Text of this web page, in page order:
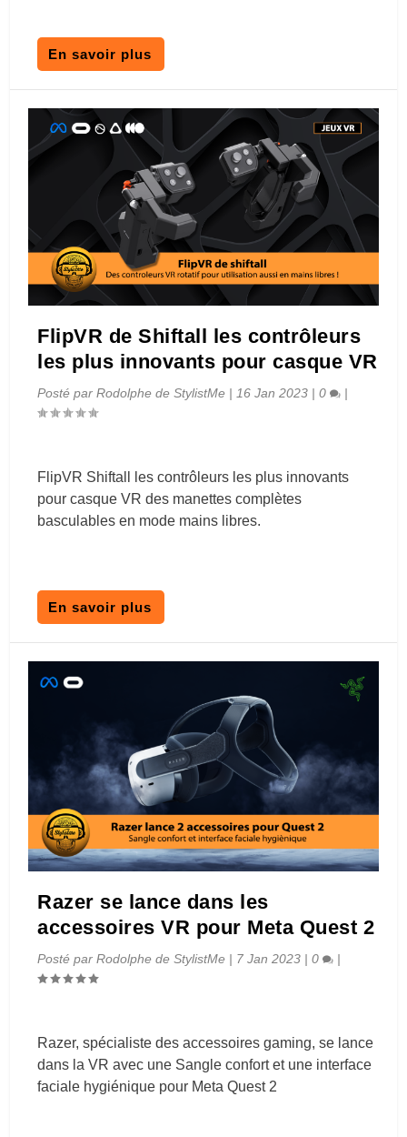
En savoir plus
FlipVR de Shiftall les contrôleurs
les plus innovants pour casque VR
Posté parRodolphe de StylistMe | 16 Jan 2023 |0 |
FlipVR Shiftall les contrôleurs les plus innovants
pour casque VR des manettes complètes
basculables en mode mains libres.
En savoir plus
Razer se lance dans les
accessoires VR pour Meta Quest 2
Posté parRodolphe de StylistMe | 7 Jan 2023 |0 |
Razer, spécialiste des accessoires gaming, se lance
dans la VR avec une Sangle confort et une interface
faciale hygiénique pour Meta Quest 2